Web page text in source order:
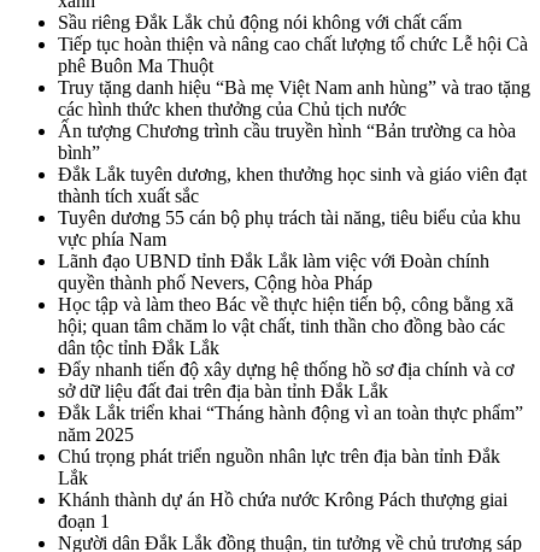
Sầu riêng Đắk Lắk chủ động nói không với chất cấm
Tiếp tục hoàn thiện và nâng cao chất lượng tổ chức Lễ hội Cà
phê Buôn Ma Thuột
Truy tặng danh hiệu “Bà mẹ Việt Nam anh hùng” và trao tặng
các hình thức khen thưởng của Chủ tịch nước
Ấn tượng Chương trình cầu truyền hình “Bản trường ca hòa
bình”
Đắk Lắk tuyên dương, khen thưởng học sinh và giáo viên đạt
thành tích xuất sắc
Tuyên dương 55 cán bộ phụ trách tài năng, tiêu biểu của khu
vực phía Nam
Lãnh đạo UBND tỉnh Đắk Lắk làm việc với Đoàn chính
quyền thành phố Nevers, Cộng hòa Pháp
Học tập và làm theo Bác về thực hiện tiến bộ, công bằng xã
hội; quan tâm chăm lo vật chất, tinh thần cho đồng bào các
dân tộc tỉnh Đắk Lắk
Đẩy nhanh tiến độ xây dựng hệ thống hồ sơ địa chính và cơ
sở dữ liệu đất đai trên địa bàn tỉnh Đắk Lắk
Đắk Lắk triển khai “Tháng hành động vì an toàn thực phẩm”
năm 2025
Chú trọng phát triển nguồn nhân lực trên địa bàn tỉnh Đắk
Lắk
Khánh thành dự án Hồ chứa nước Krông Pách thượng giai
đoạn 1
Người dân Đắk Lắk đồng thuận, tin tưởng về chủ trương sáp